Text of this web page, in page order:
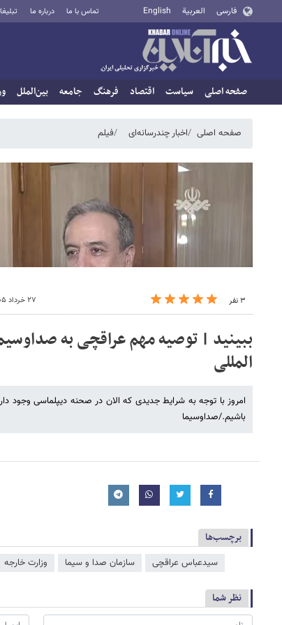
فارسی العربية English تماس با ما درباره ما
صفحه اصلی سیاست اقتصاد فرهنگ جامعه بین‌الملل
صفحه اصلی اخبار چندرسانه‌ای فیلم
۳ نفر ۲۷ خرداد ۱۴۰۵ - ۲۳:۲۷
ببینید | توصیه مهم عراقچی به
المللی
امروز با توجه به شرایط جدیدی که الان در صحنه دیپلماسی وجود
باشیم./صداوسیما
برچسب‌ها
سیدعباس عراقچی سازمان صدا و سیما وزارت خارجه
نظر شما